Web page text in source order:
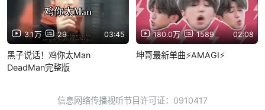
3.1万 29 03:45
黑子说话！鸡你太Man
DeadMan完整版
180.0万 1589 02:08
坤哥最新单曲⚡AMAGI⚡
信息网络传播视听节目许可证：0910417